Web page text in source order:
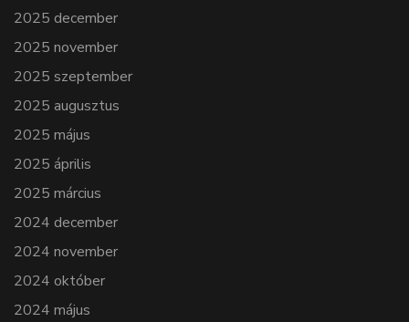
2025 december
2025 november
2025 szeptember
2025 augusztus
2025 május
2025 április
2025 március
2024 december
2024 november
2024 október
2024 május